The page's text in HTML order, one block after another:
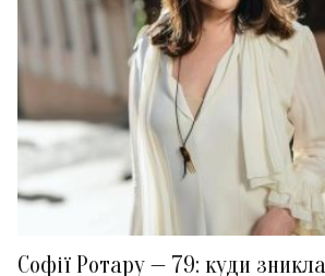
Софії Ротару — 79: куди